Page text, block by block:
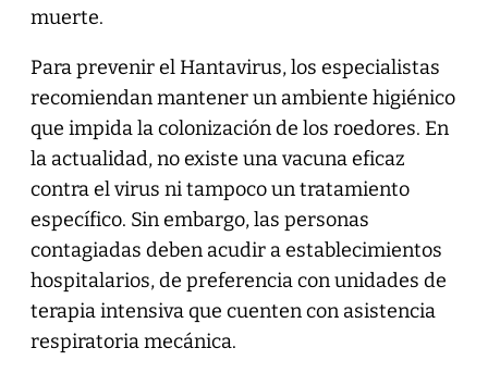
muerte.
Para prevenir el Hantavirus, los especialistas
recomiendan mantener un ambiente higiénico
que impida la colonización de los roedores. En
la actualidad, no existe una vacuna eficaz
contra el virus ni tampoco un tratamiento
específico. Sin embargo, las personas
contagiadas deben acudir a establecimientos
hospitalarios, de preferencia con unidades de
terapia intensiva que cuenten con asistencia
respiratoria mecánica.